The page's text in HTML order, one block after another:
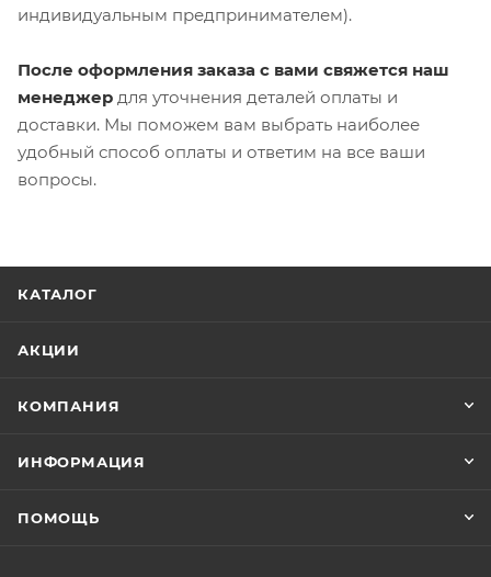
индивидуальным предпринимателем).
После оформления заказа с вами свяжется наш
менеджер для уточнения деталей оплаты и
доставки. Мы поможем вам выбрать наиболее
удобный способ оплаты и ответим на все ваши
вопросы.
КАТАЛОГ
АКЦИИ
КОМПАНИЯ
ИНФОРМАЦИЯ
ПОМОЩЬ